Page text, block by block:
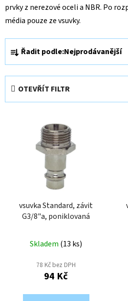
prvky z nerezové oceli a NBR. Po
média pouze ze vsuvky.
Ř
a
z
e
n
í
Řadit podle:Nejprodávanější
OTEVŘÍT FILTR
vsuvka Standard, závit
G3/8"a, poniklovaná
Skladem (13 ks)
78 Kč bez DPH
94 Kč